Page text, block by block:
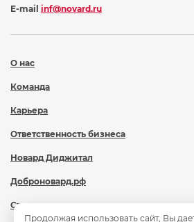
О нас
Команда
Карьера
Ответственность бизнеса
Новард Диджитал
Доброновард.рф
Статьи
E-mail inf@novard.ru
Продолжая использовать сайт, Вы